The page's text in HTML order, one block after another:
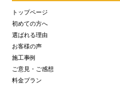
トップページ
初めての方へ
選ばれる理由
お客様の声
施工事例
ご意見・ご感想
料金プラン